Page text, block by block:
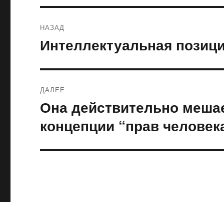
по
НАЗАД
Предыдущая
Интеллектуальная
ДАЛЕЕ
Следующая
Она действительно
концепции “прав